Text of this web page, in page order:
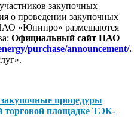
закупочных
о проведении закупочных
«Юнипро» размещаются
Официальный сайт ПАО
purchase/announcement/.
процедуры
торговой площадке ТЭК-